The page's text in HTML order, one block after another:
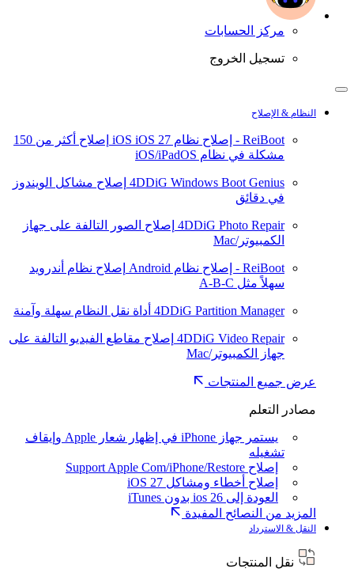
مركز الحسابات
تسجيل الخروج
النظام & الإصلاح
ReiBoot - إصلاح نظام iOS iOS 27
إصلاح أكثر من 150
مشكلة في نظام iOS/iPadOS
4DDiG Windows Boot Genius إصلاح مشاكل الويندوز
في دقائق
4DDiG Photo Repair إصلاح الصور التالفة على جهاز
الكمبيوتر/Mac
ReiBoot - إصلاح نظام Android
إصلاح نظام أندرويد
سهلاً مثل A-B-C
4DDiG Partition Manager أداة نقل النظام سهلة وآمنة
4DDiG Video Repair إصلاح مقاطع الفيديو التالفة على
جهاز الكمبيوتر/Mac
عرض جميع المنتجات
مصادر التعلم
يستمر جهاز iPhone في إظهار شعار Apple وإيقاف
تشغيله
إصلاح Support Apple Com/iPhone/Restore
إصلاح أخطاء ومشاكل iOS 27
العودة إلى ios 26 بدون iTunes
المزيد من النصائح المفيدة
النقل & الاسترداد
نقل المنتجات